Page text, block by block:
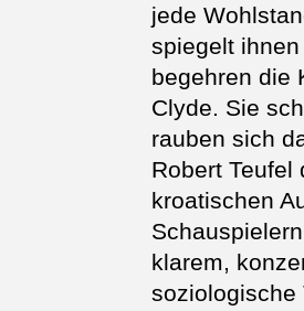
jede
spiegelt
begehren die
Clyde. Sie
rauben sich
Robert
kroatischen
klarem,
soziologische